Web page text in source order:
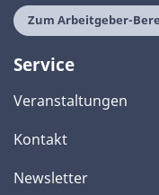
Zum Arbeitgeber-
Service
Veranstaltungen
Kontakt
Newsletter